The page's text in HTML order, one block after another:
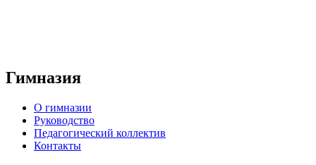
Гимназия
О гимназии
Руководство
Педагогический коллектив
Контакты